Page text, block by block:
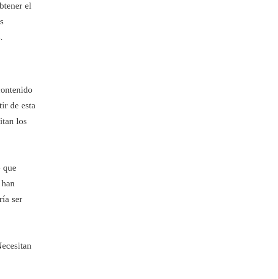
el
de esta
los
que
ser